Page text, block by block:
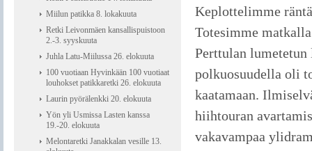
Keplottelimme
Totesimme
Perttulan
polkuosuudella oli
kaatamaan.
hiihtouran
vakavampaa
Miilun patikka 8. lokakuuta
Retki Leivonmäen kansallispuistoon
2.-3. syyskuuta
Juhla Latu-Miilussa 26. elokuuta
100 vuotiaan Hyvinkään 100 vuotiaat
louhokset patikkaretki 26. elokuuta
Laurin pyörälenkki 20. elokuuta
Yön yli Usmissa Lasten kanssa
19.-20. elokuuta
Melontaretki Janakkalan vesille 13.